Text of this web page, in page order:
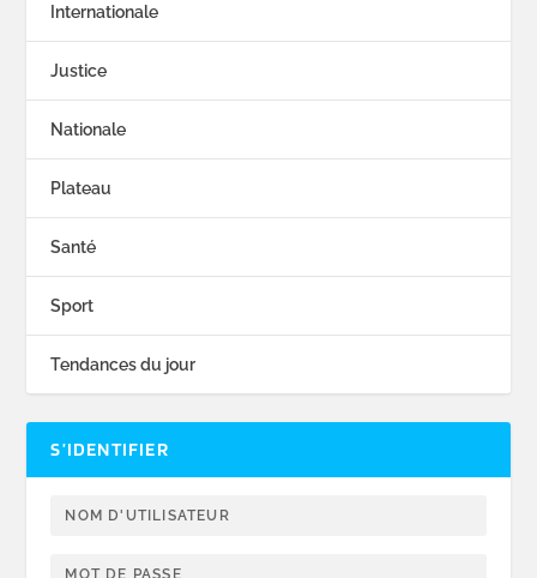
Internationale
Justice
Nationale
Plateau
Santé
Sport
Tendances du jour
S’IDENTIFIER